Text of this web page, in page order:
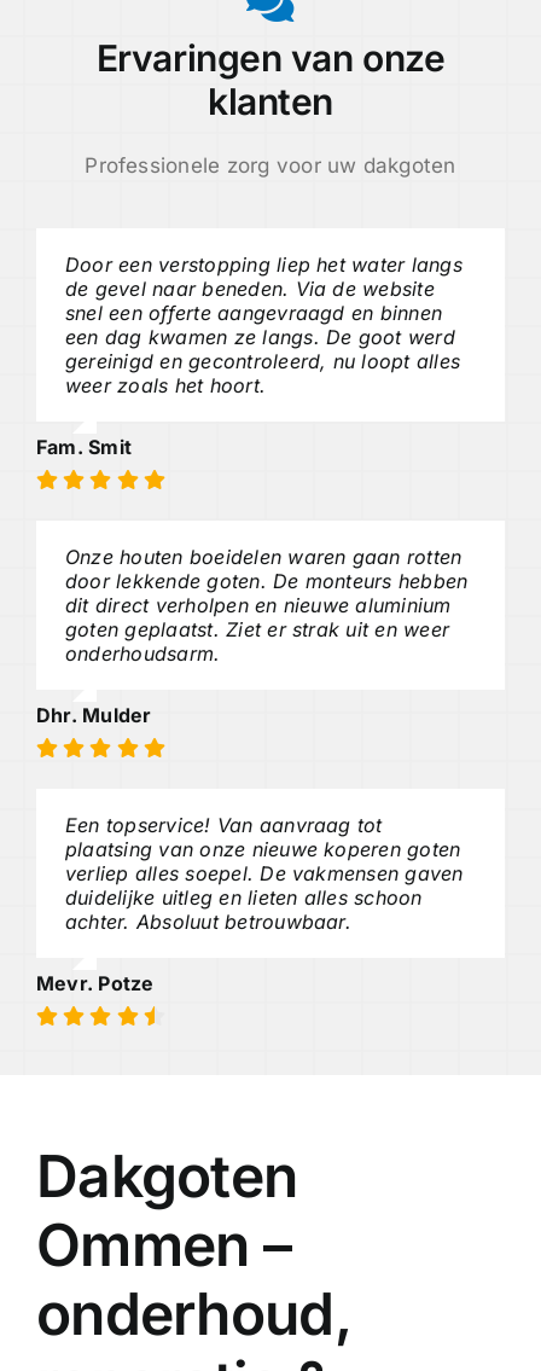
Ervaringen van onze
klanten
Professionele zorg voor uw dakgoten
Door een verstopping liep het water langs
de gevel naar beneden. Via de website
snel een offerte aangevraagd en binnen
een dag kwamen ze langs. De goot werd
gereinigd en gecontroleerd, nu loopt alles
weer zoals het hoort.
Fam. Smit
Onze houten boeidelen waren gaan rotten
door lekkende goten. De monteurs hebben
dit direct verholpen en nieuwe aluminium
goten geplaatst. Ziet er strak uit en weer
onderhoudsarm.
Dhr. Mulder
Een topservice! Van aanvraag tot
plaatsing van onze nieuwe koperen goten
verliep alles soepel. De vakmensen gaven
duidelijke uitleg en lieten alles schoon
achter. Absoluut betrouwbaar.
Mevr. Potze
Dakgoten
Ommen –
onderhoud,